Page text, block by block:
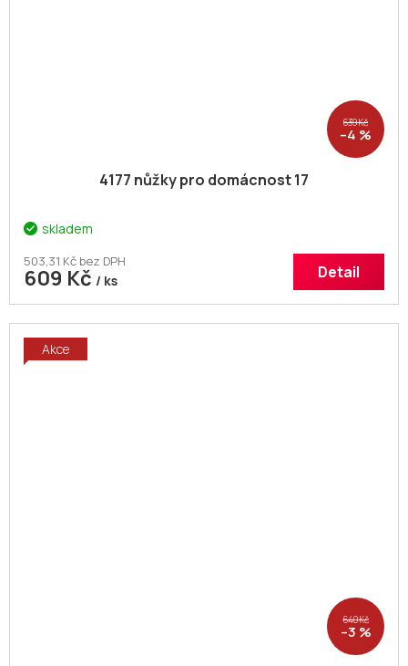
639 Kč
–4 %
4177 nůžky pro domácnost 17
skladem
503,31 Kč bez DPH
609 Kč / ks Detail
Akce
640 Kč
–3 %